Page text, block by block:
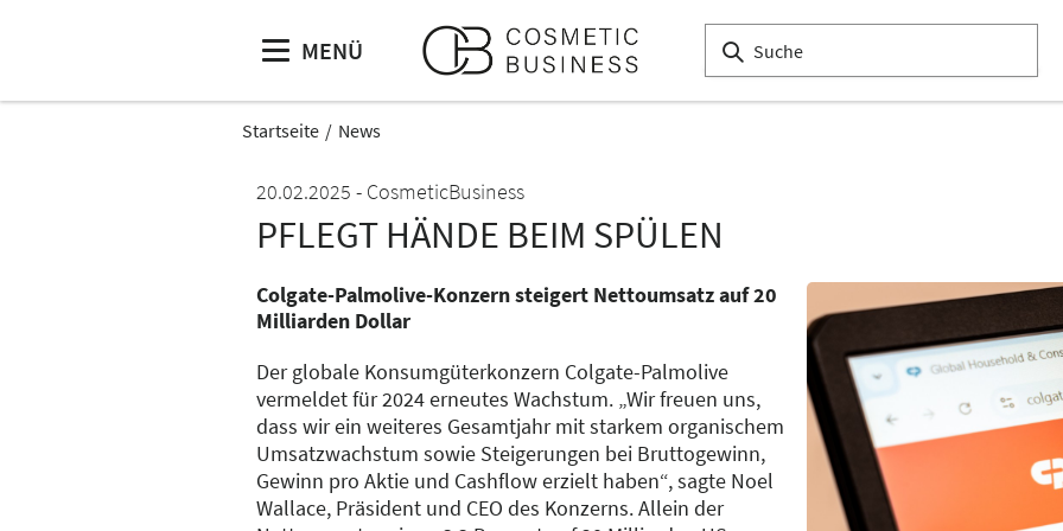
MENÜ
Startseite News
20.02.2025 CosmeticBusiness
PFLEGT HÄNDE BEIM SPÜLEN
Colgate-Palmolive-Konzern steigert Nettoumsatz auf 20
Milliarden Dollar
Der globale Konsumgüterkonzern Colgate-Palmolive
vermeldet für 2024 erneutes Wachstum. „Wir freuen uns,
dass wir ein weiteres Gesamtjahr mit starkem organischem
Umsatzwachstum sowie Steigerungen bei Bruttogewinn,
Gewinn pro Aktie und Cashflow erzielt haben“, sagte Noel
Wallace, Präsident und CEO des Konzerns. Allein der